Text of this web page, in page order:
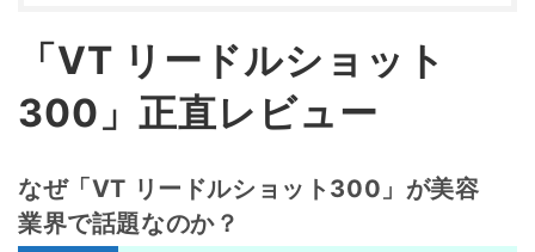
「VT リードルショット
300」正直レビュー
なぜ「VT リードルショット300」が美容
業界で話題なのか？